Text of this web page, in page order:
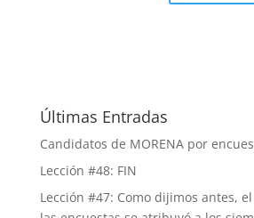
Últimas Entradas
Candidatos de MORENA por
Lección #48: FIN
Lección #47: Como dijimos antes,